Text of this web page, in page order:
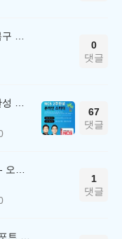
0
댓글
67
댓글
1
댓글